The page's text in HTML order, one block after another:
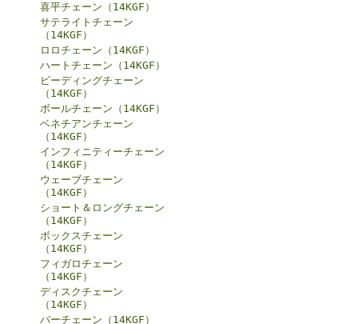
喜平チェーン（14KGF）
サテライトチェーン
（14KGF）
ロロチェーン（14KGF）
ハートチェーン（14KGF）
ビーディングチェーン
（14KGF）
ボールチェーン（14KGF）
ベネチアンチェーン
（14KGF）
インフィニティーチェーン
（14KGF）
ウェーブチェーン
（14KGF）
ショート＆ロングチェーン
（14KGF）
ボックスチェーン
（14KGF）
フィガロチェーン
（14KGF）
ディスクチェーン
（14KGF）
バーチェーン（14KGF）